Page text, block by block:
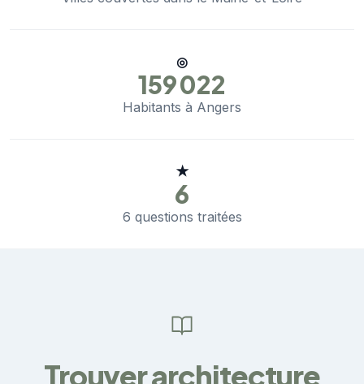
◎
159 022
Habitants à Angers
★
6
6 questions traitées
Trouver architecture